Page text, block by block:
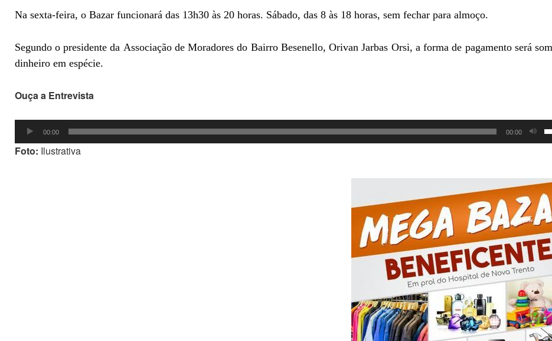
Na sexta-feira, o Bazar funcionará das 13h30 às 20 horas. Sábado, das 8 às 18 horas, sem fechar para almoço.
Segundo o presidente da Associação de Moradores do Bairro Besenello, Orivan Jarbas Orsi, a forma de pagamento será
dinheiro em espécie.
Ouça a Entrevista
Tocador
de
áudio
00:00 00:00
ou
o
Foto: Ilustrativa